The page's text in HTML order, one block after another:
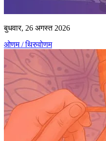
बुधवार, 26 अगस्त 2026
ओणम / थिरुवोणम